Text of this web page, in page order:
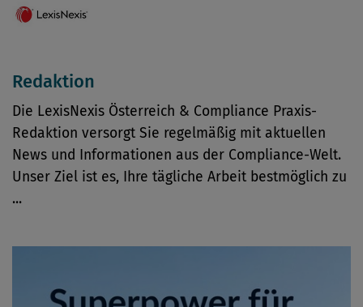
Redaktion
Die LexisNexis Österreich & Compliance Praxis-
Redaktion versorgt Sie regelmäßig mit aktuellen
News und Informationen aus der Compliance-Welt.
Unser Ziel ist es, Ihre tägliche Arbeit bestmöglich zu
...